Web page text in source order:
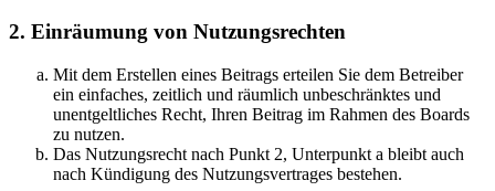
2. Einräumung von Nutzungsrechten
Mit dem Erstellen eines Beitrags erteilen Sie dem Betreiber
ein einfaches, zeitlich und räumlich unbeschränktes und
unentgeltliches Recht, Ihren Beitrag im Rahmen des Boards
zu nutzen.
Das Nutzungsrecht nach Punkt 2, Unterpunkt a bleibt auch
nach Kündigung des Nutzungsvertrages bestehen.